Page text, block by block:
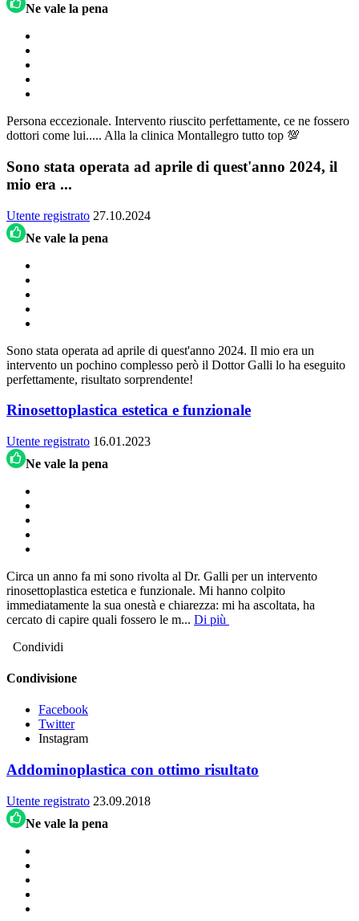
Ne vale la pena
Persona eccezionale. Intervento riuscito perfettamente, ce ne fossero
dottori come lui..... Alla la clinica Montallegro tutto top 💯
Sono stata operata ad aprile di quest'anno 2024, il
mio era ...
Utente registrato 27.10.2024
Ne vale la pena
Sono stata operata ad aprile di quest'anno 2024. Il mio era un
intervento un pochino complesso però il Dottor Galli lo ha eseguito
perfettamente, risultato sorprendente!
Rinosettoplastica estetica e funzionale
Utente registrato 16.01.2023
Ne vale la pena
Circa un anno fa mi sono rivolta al Dr. Galli per un intervento
rinosettoplastica estetica e funzionale. Mi hanno colpito
immediatamente la sua onestà e chiarezza: mi ha ascoltata, ha
cercato di capire quali fossero le m... Di più
Condividi
Condivisione
Facebook
Twitter
Instagram
Addominoplastica con ottimo risultato
Utente registrato 23.09.2018
Ne vale la pena